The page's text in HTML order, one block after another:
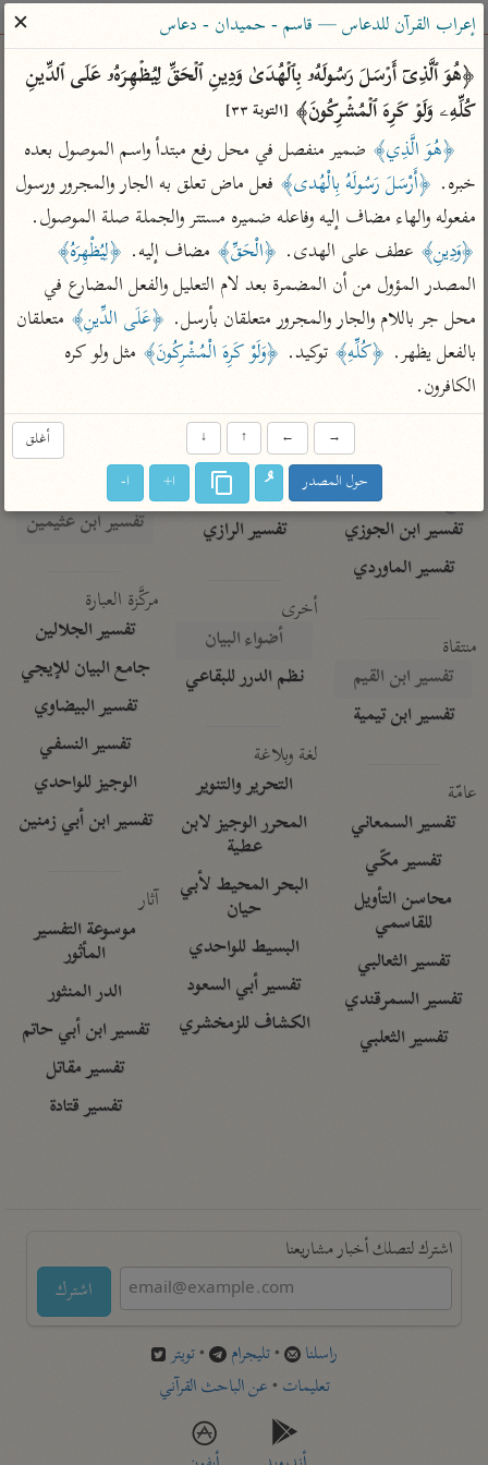
ساهم معنا في نشر القرآن والعلم الشرعي
الباحث القرآني
بحث تفسير علوم مصاحف
Type 2 or more characters for results.
Type 1 or more
characters for results.
أمّهات
تفسير الطبري
تفسير ابن كثير
تفسير القرطبي
تفسير البغوي
جمع الأقوال
تفسير ابن الجوزي
تفسير الماوردي
منتقاة
تفسير ابن القيم
تفسير ابن تيمية
عامّة
تفسير السمعاني
تفسير مكّي
محاسن التأويل
للقاسمي
تفسير الثعالبي
تفسير السمرقندي
تفسير الثعلبي
عامّة
فتح البيان للقنوجي
فتح القدير للشوكاني
موسوعات
تفسير الآلوسي
تفسير الرازي
أخرى
أضواء البيان
نظم الدرر للبقاعي
لغة وبلاغة
التحرير والتنوير
المحرر الوجيز لابن
عطية
البحر المحيط لأبي
حيان
البسيط للواحدي
تفسير أبي السعود
الكشاف للزمخشري
معاصرة
الميسر
المختصر في
التفسير
تفسير السعدي
أيسر التفاسير
القرآن – تدبر وعمل
تفسير ابن عثيمين
مركَّزة العبارة
تفسير الجلالين
جامع البيان للإيجي
تفسير البيضاوي
تفسير النسفي
الوجيز للواحدي
تفسير ابن أبي زمنين
آثار
موسوعة التفسير
المأثور
الدر المنثور
تفسير ابن أبي حاتم
تفسير مقاتل
تفسير قتادة
اشترك لتصلك أخبار مشاريعنا
اشترك
راسلنا •تليجرام •تويتر
تعليمات •عن الباحث القرآني
إعراب القرآن للدعاس — قاسم - حميدان - دعاس
✕
كُلِّهِۦ وَلَوۡ كَرِهَ ٱلۡمُشۡرِكُونَ﴾ [التوبة ٣٣]
﴿هُوَ الَّذِي﴾
خبره. ﴿أَرْسَلَ رَسُولَهُ بِالْهُدى﴾
مفعوله والهاء مضاف إليه وفاعله ضميره مستتر والجملة صلة الموصول.
﴿وَدِينِ﴾ عطف على الهدى. ﴿الْحَقِّ﴾ مضاف إليه. ﴿لِيُظْهِرَهُ﴾
محل جر باللام والجار والمجرور متعلقان بأرسل. ﴿عَلَى الدِّينِ﴾
بالفعل يظهر. ﴿كُلِّهِ﴾ توكيد. ﴿وَلَوْ كَرِهَ الْمُشْرِكُونَ﴾
الكافرون.
أغلق →
←
↑
↓
حول المصدر ا+ ا-